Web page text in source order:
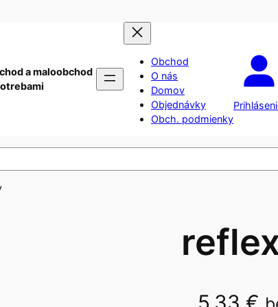
a maloobchod
Obchod
O nás
Domov
Objednávky
Obch. podmienky